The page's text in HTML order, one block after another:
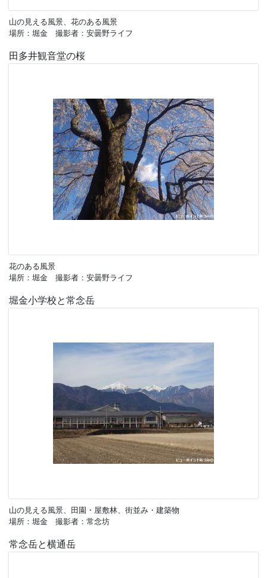
山の見える風景、花のある風景
場所：堀金 撮影者：安曇野ライフ
田多井観音堂の桜
花のある風景
場所：堀金 撮影者：安曇野ライフ
堀金小学校と常念岳
山の見える風景、田園・屋敷林、街並み・建築物
場所：堀金 撮影者：常念坊
常念岳と横通岳